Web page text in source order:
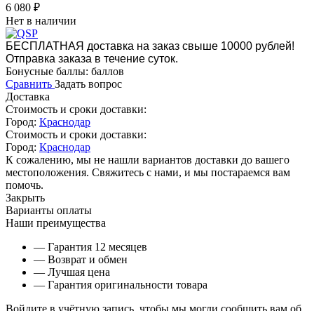
6 080 ₽
Нет в наличии
БЕСПЛАТНАЯ доставка на заказ свыше 10000 рублей!
Отправка заказа в течение суток.
Бонусные баллы: баллов
Сравнить Задать вопрос
Доставка
Стоимость и сроки доставки:
Город: Краснодар
Стоимость и сроки доставки:
Город: Краснодар
К сожалению, мы не нашли вариантов доставки до вашего
местоположения. Свяжитесь с нами, и мы постараемся вам
помочь.
Закрыть
Варианты оплаты
Наши преимущества
— Гарантия 12 месяцев
— Возврат и обмен
— Лучшая цена
— Гарантия оригинальности товара
Войдите в учётную запись, чтобы мы могли сообщить вам об